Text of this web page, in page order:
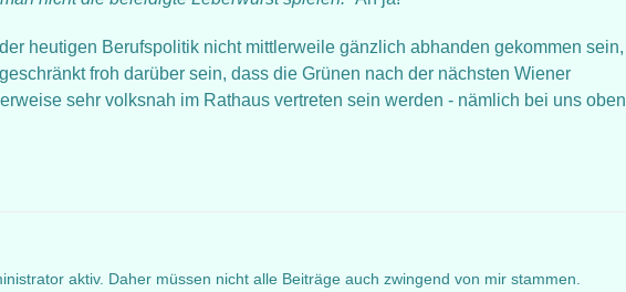
heutigen Berufspolitik nicht mittlerweile gänzlich abhanden gekommen sein,
froh darüber sein, dass die Grünen nach der nächsten Wiener
sehr volksnah im Rathaus vertreten sein werden - nämlich bei uns oben
aktiv. Daher müssen nicht alle Beiträge auch zwingend von mir stammen.